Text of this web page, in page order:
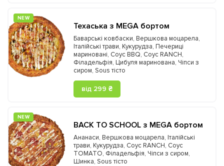
NEW
Техаська з MEGA бортом
Баварські ковбаски, Вершкова моцарела,
Італійські трави, Кукурудза, Печериці
мариновані, Соус BBQ, Соус RANCH,
Філадельфія, Цибуля маринована, Чіпси з
сиром, Sous тісто
від 299 ₴
NEW
BACK TO SCHOOL з MEGA бортом
Ананаси, Вершкова моцарела, Італійські
трави, Кукурудза, Соус RANCH, Соус
TOMATO, Філадельфія, Чіпси з сиром,
Шинка, Sous тісто